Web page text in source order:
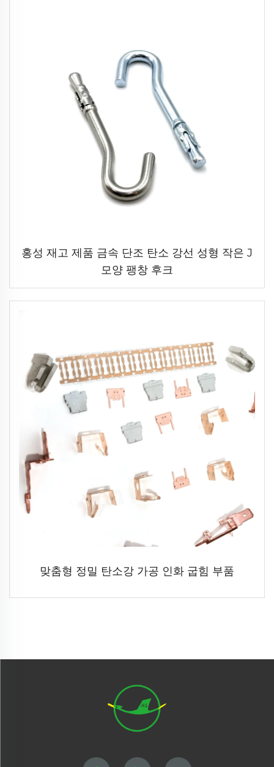
홍성 재고 제품 금속 단조 탄소 강선 성형 작은 J
모양 팽창 후크
맞춤형 정밀 탄소강 가공 인화 굽힘 부품